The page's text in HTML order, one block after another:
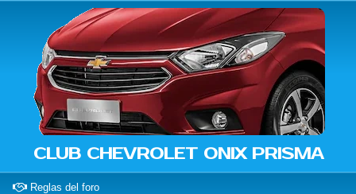
CLUB CHEVROLET ONIX PRISMA
Reglas del foro(Opens a new tab)